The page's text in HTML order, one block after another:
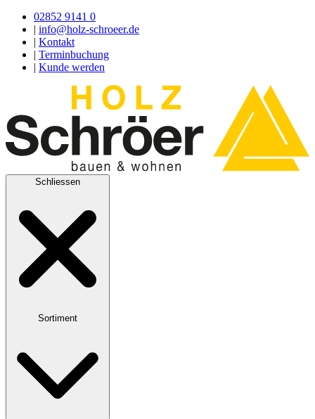
02852 9141 0
info@holz-schroeer.de
Kontakt
Terminbuchung
Kunde werden
Schliessen
Sortiment